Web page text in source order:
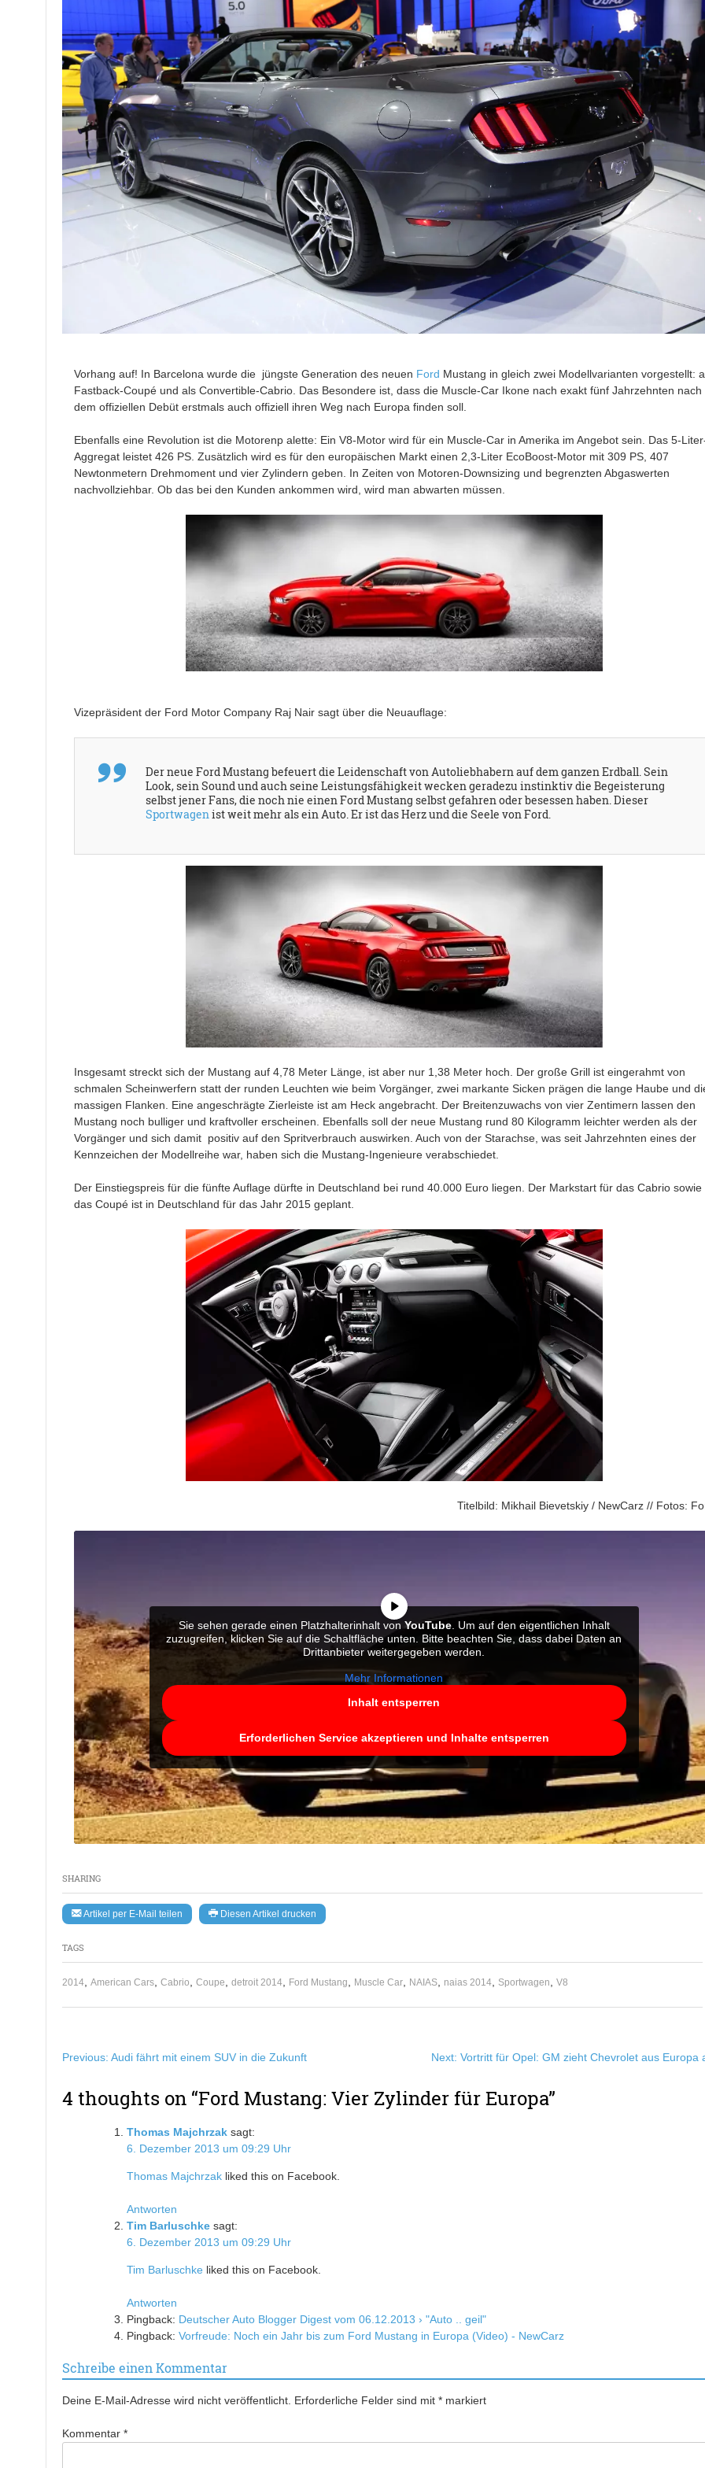
SHARING
Artikel per E-Mail teilen Diesen Artikel drucken
TAGS
2014, American Cars, Cabrio Coupe detroit 2014, Ford Mustang Muscle Car, NAIAS, naias 2014, Sportwagen V8
Vorhang auf! In Barcelona wurde die jüngste Generation des neuen Ford Mustang in gleich zwei Modellvarianten vorgestellt:
Fastback-Coupé und als Convertible-Cabrio. Das Besondere ist, dass die Muscle-Car Ikone nach exakt fünf Jahrzehnten nach
dem offiziellen Debüt erstmals auch offiziell ihren Weg nach Europa finden soll.
Ebenfalls eine Revolution ist die Motorenp alette: Ein V8-Motor wird für ein Muscle-Car in Amerika im Angebot sein. Das 5-
Aggregat leistet 426 PS. Zusätzlich wird es für den europäischen Markt einen 2,3-Liter EcoBoost-Motor mit 309 PS, 407
Newtonmetern Drehmoment und vier Zylindern geben. In Zeiten von Motoren-Downsizing und begrenzten Abgaswerten
nachvollziehbar. Ob das bei den Kunden ankommen wird, wird man abwarten müssen.
Vizepräsident der Ford Motor Company Raj Nair sagt über die Neuauflage:
Der neue Ford Mustang befeuert die Leidenschaft von Autoliebhabern auf dem ganzen Erdball. Sein
Look, sein Sound und auch seine Leistungsfähigkeit wecken geradezu instinktiv die Begeisterung
selbst jener Fans, die noch nie einen Ford Mustang selbst gefahren oder besessen haben. Dieser
Sportwagenist weit mehr als ein Auto. Er ist das Herz und die Seele von Ford.
Insgesamt streckt sich der Mustang auf 4,78 Meter Länge, ist aber nur 1,38 Meter hoch. Der große Grill ist eingerahmt von
schmalen Scheinwerfern statt der runden Leuchten wie beim Vorgänger, zwei markante Sicken prägen die lange Haube und
massigen Flanken. Eine angeschrägte Zierleiste ist am Heck angebracht. Der Breitenzuwachs von vier Zentimern lassen den
Mustang noch bulliger und kraftvoller erscheinen. Ebenfalls soll der neue Mustang rund 80 Kilogramm leichter werden als der
Vorgänger und sich damit positiv auf den Spritverbrauch auswirken. Auch von der Starachse, was seit Jahrzehnten eines der
Kennzeichen der Modellreihe war, haben sich die Mustang-Ingenieure verabschiedet.
Der Einstiegspreis für die fünfte Auflage dürfte in Deutschland bei rund 40.000 Euro liegen. Der Markstart für das Cabrio sowie
das Coupé ist in Deutschland für das Jahr 2015 geplant.
Titelbild: Mikhail Bievetskiy / NewCarz // Fotos:
Sie sehen gerade einen Platzhalterinhalt von YouTube. Um auf den eigentlichen Inhalt
zuzugreifen, klicken Sie auf die Schaltfläche unten. Bitte beachten Sie, dass dabei Daten an
Drittanbieter weitergegeben werden.
Mehr Informationen
Inhalt entsperren
Erforderlichen Service akzeptieren und Inhalte entsperren
Beitragsnavigation
Previous: Audi fährt mit einem SUV in die Zukunft Next: Vortritt für Opel: GM zieht Chevrolet aus Europa
4 thoughts on “Ford Mustang: Vier Zylinder für Europa”
Thomas Majchrzak sagt:
6. Dezember 2013 um 09:29 Uhr
Thomas Majchrzakliked this on Facebook.
Antworten
Tim Barluschke sagt:
6. Dezember 2013 um 09:29 Uhr
Tim Barluschke liked this on Facebook.
Antworten
Pingback: Deutscher Auto Blogger Digest vom 06.12.2013 › "Auto .. geil"
Pingback: Vorfreude: Noch ein Jahr bis zum Ford Mustang in Europa (Video) - NewCarz
Schreibe einen Kommentar
Deine E-Mail-Adresse wird nicht veröffentlicht. Erforderliche Felder sind mit *markiert
Kommentar *